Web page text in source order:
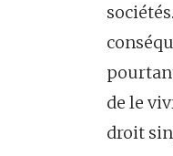
de le
droit